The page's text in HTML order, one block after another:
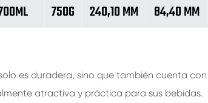
750G 240,10 MM 84,40 MM
es duradera, sino que también cuenta con
atractiva y práctica para sus bebidas.